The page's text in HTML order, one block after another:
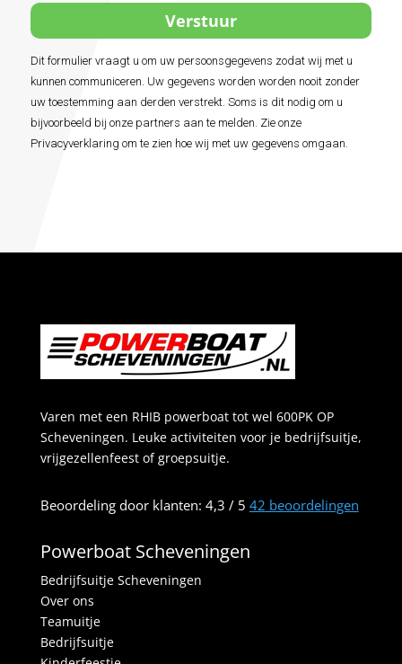
de
algemene
voorwaarden
*
Dit formulier vraagt u om uw persoonsgegevens zodat wij met u
kunnen communiceren. Uw gegevens worden worden nooit zonder
uw toestemming aan derden verstrekt. Soms is dit nodig om u
bijvoorbeeld bij onze partners aan te melden. Zie onze
Privacyverklaring om te zien hoe wij met uw gegevens omgaan.
Varen met een RHIB powerboat tot wel 600PK OP
Scheveningen. Leuke activiteiten voor je bedrijfsuitje,
vrijgezellenfeest of groepsuitje.
Beoordeling door klanten: 4,3 / 5 42 beoordelingen
Powerboat Scheveningen
Bedrijfsuitje Scheveningen
Over ons
Teamuitje
Bedrijfsuitje